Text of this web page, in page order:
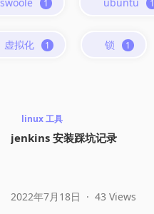
1 1
虚拟化 1 锁 1
linux 工具
jenkins 安装踩坑记录
2022年7月18日 · 43 Views